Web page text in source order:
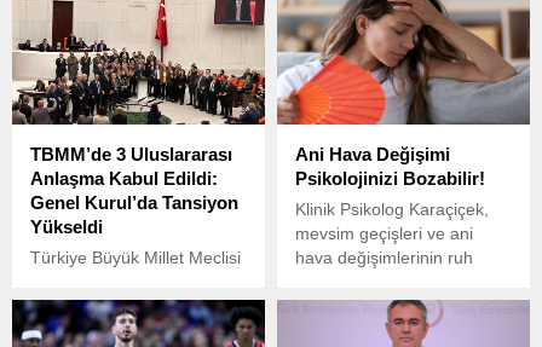
kaza meydana geldi.
aynı canlı donörden kısmi
karaciğer ve böbrek naklini
başarıyla gerçekleştirerek
bir ilke imza attı.
TBMM’de 3 Uluslararası
Anlaşma Kabul Edildi:
Genel Kurul’da Tansiyon
Yükseldi
Türkiye Büyük Millet Meclisi
üç önemli uluslararası
anlaşma kabul edildi. Ancak
Ani Hava Değişimi
Psikolojinizi Bozabilir!
Klinik Psikolog Karaçiçek,
mevsim geçişleri ve ani
hava değişimlerinin ruh
olduğunu belirterek, güneşli
bir havadan birden